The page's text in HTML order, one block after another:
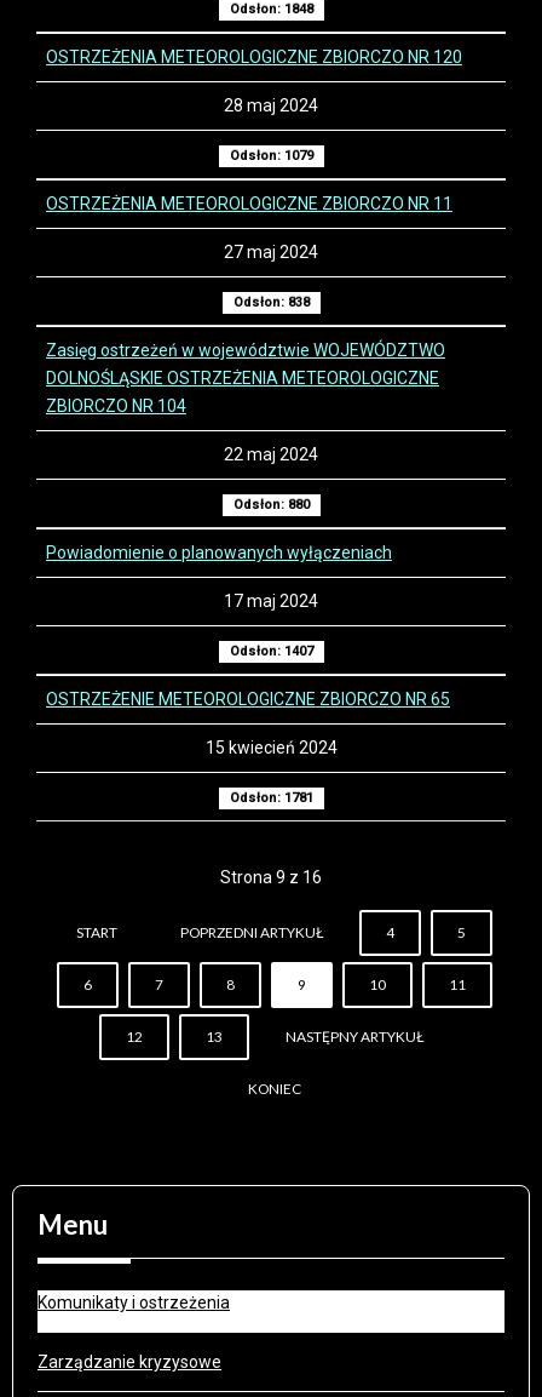
Odsłon: 1848
OSTRZEŻENIA METEOROLOGICZNE ZBIORCZO NR 120
28 maj 2024
Odsłon: 1079
OSTRZEŻENIA METEOROLOGICZNE ZBIORCZO NR 11
27 maj 2024
Odsłon: 838
Zasięg ostrzeżeń w województwie WOJEWÓDZTWO
DOLNOŚLĄSKIE OSTRZEŻENIA METEOROLOGICZNE
ZBIORCZO NR 104
22 maj 2024
Odsłon: 880
Powiadomienie o planowanych wyłączeniach
17 maj 2024
Odsłon: 1407
OSTRZEŻENIE METEOROLOGICZNE ZBIORCZO NR 65
15 kwiecień 2024
Odsłon: 1781
Strona 9 z 16
START POPRZEDNI ARTYKUŁ 4 5
6 7 8 9 10 11
12 13 NASTĘPNY ARTYKUŁ
KONIEC
Menu
Komunikaty i ostrzeżenia
Zarządzanie kryzysowe